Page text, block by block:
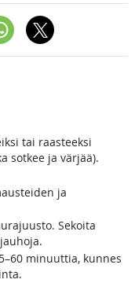
tai raasteeksi
sotkee ja värjää).
ja
Sekoita
minuuttia, kunnes